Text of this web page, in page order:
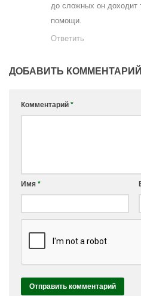
до сложных он доходит
помощи.
Ответить
ДОБАВИТЬ КОММЕНТАРИЙ
Комментарий *
Имя *